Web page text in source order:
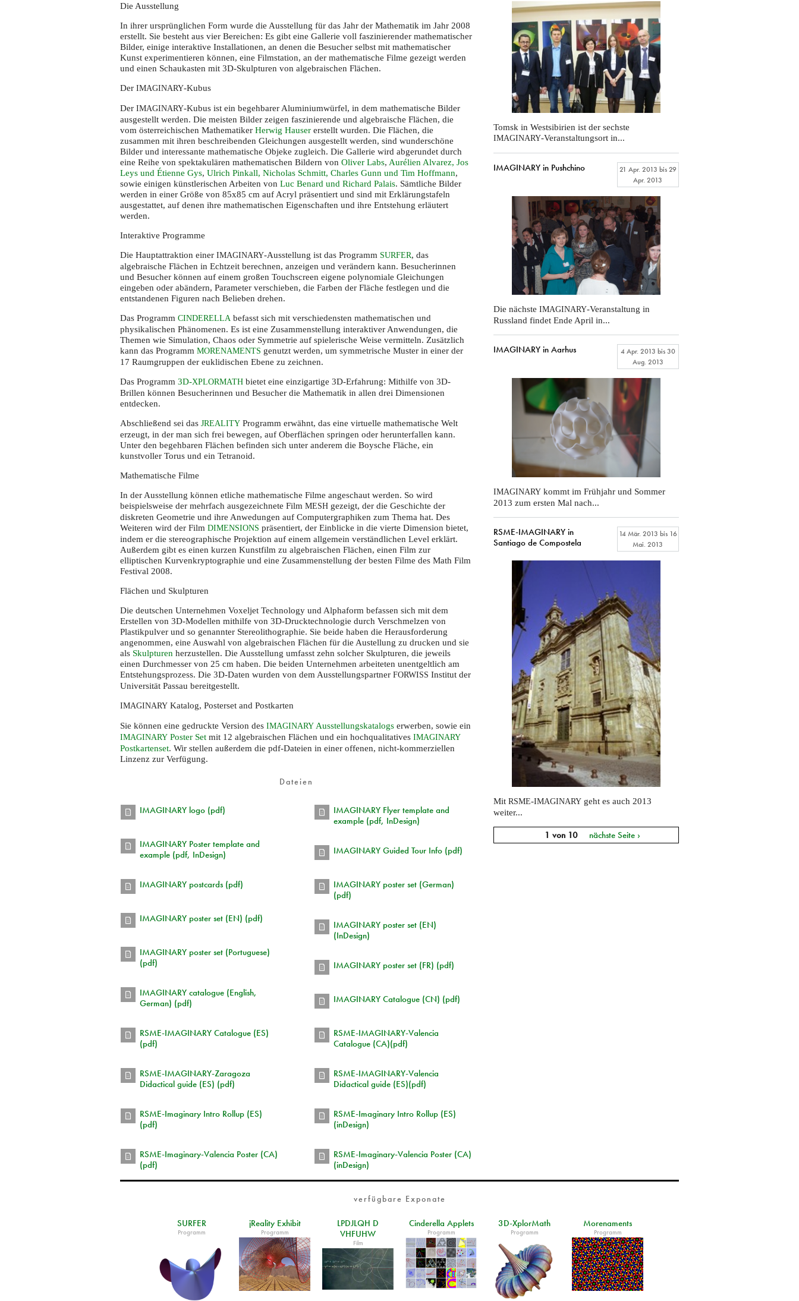
Die Ausstellung
In ihrer ursprünglichen Form wurde die Ausstellung für das Jahr der Mathematik im Jahr 2008
erstellt. Sie besteht aus vier Bereichen: Es gibt eine Gallerie voll faszinierender mathematischer
Bilder, einige interaktive Installationen, an denen die Besucher selbst mit mathematischer
Kunst experimentieren können, eine Filmstation, an der mathematische Filme gezeigt werden
und einen Schaukasten mit 3D-Skulpturen von algebraischen Flächen.
Der IMAGINARY-Kubus
Der IMAGINARY-Kubus ist ein begehbarer Aluminiumwürfel, in dem mathematische Bilder
ausgestellt werden. Die meisten Bilder zeigen faszinierende und algebraische Flächen, die
vom österreichischen Mathematiker Herwig Hauser erstellt wurden. Die Flächen, die
zusammen mit ihren beschreibenden Gleichungen ausgestellt werden, sind wunderschöne
Bilder und interessante mathematische Objeke zugleich. Die Gallerie wird abgerundet durch
eine Reihe von spektakulären mathematischen Bildern von Oliver Labs, Aurélien Alvarez, Jos
Leys und Étienne Gys, Ulrich Pinkall, Nicholas Schmitt, Charles Gunn und Tim Hoffmann,
sowie einigen künstlerischen Arbeiten von Luc Benard und Richard Palais. Sämtliche Bilder
werden in einer Größe von 85x85 cm auf Acryl präsentiert und sind mit Erklärungstafeln
ausgestattet, auf denen ihre mathematischen Eigenschaften und ihre Entstehung erläutert
werden.
Interaktive Programme
Die Hauptattraktion einer IMAGINARY-Ausstellung ist das Programm SURFER, das
algebraische Flächen in Echtzeit berechnen, anzeigen und verändern kann. Besucherinnen
und Besucher können auf einem großen Touchscreen eigene polynomiale Gleichungen
eingeben oder abändern, Parameter verschieben, die Farben der Fläche festlegen und die
entstandenen Figuren nach Belieben drehen.
Das Programm CINDERELLA befasst sich mit verschiedensten mathematischen und
physikalischen Phänomenen. Es ist eine Zusammenstellung interaktiver Anwendungen, die
Themen wie Simulation, Chaos oder Symmetrie auf spielerische Weise vermitteln. Zusätzlich
kann das Programm MORENAMENTS genutzt werden, um symmetrische Muster in einer der
17 Raumgruppen der euklidischen Ebene zu zeichnen.
Das Programm 3D-XPLORMATH bietet eine einzigartige 3D-Erfahrung: Mithilfe von 3D-
Brillen können Besucherinnen und Besucher die Mathematik in allen drei Dimensionen
entdecken.
Abschließend sei das JREALITY Programm erwähnt, das eine virtuelle mathematische Welt
erzeugt, in der man sich frei bewegen, auf Oberflächen springen oder herunterfallen kann.
Unter den begehbaren Flächen befinden sich unter anderem die Boysche Fläche, ein
kunstvoller Torus und ein Tetranoid.
Mathematische Filme
In der Ausstellung können etliche mathematische Filme angeschaut werden. So wird
beispielsweise der mehrfach ausgezeichnete Film MESH gezeigt, der die Geschichte der
diskreten Geometrie und ihre Anwedungen auf Computergraphiken zum Thema hat. Des
Weiteren wird der Film DIMENSIONS präsentiert, der Einblicke in die vierte Dimension bietet,
indem er die stereographische Projektion auf einem allgemein verständlichen Level erklärt.
Außerdem gibt es einen kurzen Kunstfilm zu algebraischen Flächen, einen Film zur
elliptischen Kurvenkryptographie und eine Zusammenstellung der besten Filme des Math Film
Festival 2008.
Flächen und Skulpturen
Die deutschen Unternehmen Voxeljet Technology und Alphaform befassen sich mit dem
Erstellen von 3D-Modellen mithilfe von 3D-Drucktechnologie durch Verschmelzen von
Plastikpulver und so genannter Stereolithographie. Sie beide haben die Herausforderung
angenommen, eine Auswahl von algebraischen Flächen für die Austellung zu drucken und sie
als Skulpturen herzustellen. Die Ausstellung umfasst zehn solcher Skulpturen, die jeweils
einen Durchmesser von 25 cm haben. Die beiden Unternehmen arbeiteten unentgeltlich am
Entstehungsprozess. Die 3D-Daten wurden von dem Ausstellungspartner FORWISS Institut der
Universität Passau bereitgestellt.
IMAGINARY Katalog, Posterset and Postkarten
Sie können eine gedruckte Version des IMAGINARY Ausstellungskatalogs erwerben, sowie ein
IMAGINARY Poster Set mit 12 algebraischen Flächen und ein hochqualitatives IMAGINARY
Postkartenset. Wir stellen außerdem die pdf-Dateien in einer offenen, nicht-kommerziellen
Linzenz zur Verfügung.
Dateien
IMAGINARY logo (pdf)
IMAGINARY Flyer template and
example (pdf, InDesign)
IMAGINARY Poster template and
example (pdf, InDesign)
IMAGINARY Guided Tour Info (pdf)
IMAGINARY postcards (pdf)
IMAGINARY poster set (German)
(pdf)
IMAGINARY poster set (EN) (pdf)
IMAGINARY poster set (EN)
(InDesign)
IMAGINARY poster set (Portuguese)
(pdf)
IMAGINARY poster set (FR) (pdf)
IMAGINARY catalogue (English,
German) (pdf)
IMAGINARY Catalogue (CN) (pdf)
RSME-IMAGINARY Catalogue (ES)
(pdf)
RSME-IMAGINARY-Valencia
Catalogue (CA)(pdf)
RSME-IMAGINARY-Zaragoza
Didactical guide (ES) (pdf)
RSME-IMAGINARY-Valencia
Didactical guide (ES)(pdf)
RSME-Imaginary Intro Rollup (ES)
(pdf)
RSME-Imaginary Intro Rollup (ES)
(inDesign)
RSME-Imaginary-Valencia Poster (CA)
(pdf)
RSME-Imaginary-Valencia Poster (CA)
(inDesign)
Tomsk in Westsibirien ist der sechste
IMAGINARY-Veranstaltungsort in...
IMAGINARY in Pushchino 21 Apr. 2013 bis29
Apr. 2013
Die nächste IMAGINARY-Veranstaltung in
Russland findet Ende April in...
IMAGINARY in Aarhus 4 Apr. 2013 bis30
Aug. 2013
IMAGINARYkommt im Frühjahr und Sommer
2013 zum ersten Mal nach...
RSME-IMAGINARY in
Santiago de Compostela
14 Mär. 2013 bis 16
Mai. 2013
Mit RSME-IMAGINARYgeht es auch 2013
weiter...
1 von 10 nächste Seite ›
verfügbare Exponate
SURFER
Programm
jReality Exhibit
Programm
LPDJLQH D
VHFUHW
Film
Cinderella Applets
Programm
3D-XplorMath
Programm
Morenaments
Programm